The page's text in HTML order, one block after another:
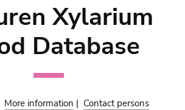
Xylarium
Database
More information | Contact persons